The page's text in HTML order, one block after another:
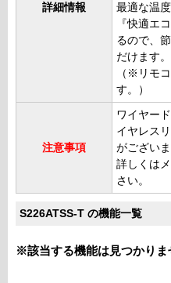
詳細情報
最適な温
『快適エ
るので、
だけます。
（※リモ
す。）
注意事項
ワイヤー
イヤレス
がございま
詳しくは
さい。
S226ATSS-T の機能一覧
※該当する機能は見つかりま